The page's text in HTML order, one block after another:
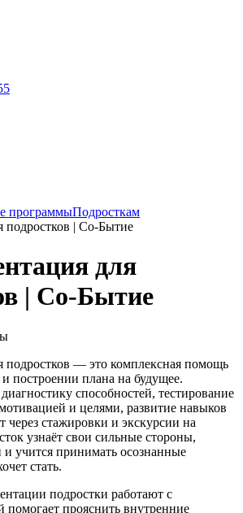
программыПодросткам
подростков | Со-Бытие
для
| Со-Бытие
подростков — это комплексная помощь
построении плана на будущее.
способностей, тестирование
и целями, развитие навыков
через стажировки и экскурсии на
узнаёт свои сильные стороны,
и учится принимать осознанные
стать.
подростки работают с
помогает прояснить внутренние